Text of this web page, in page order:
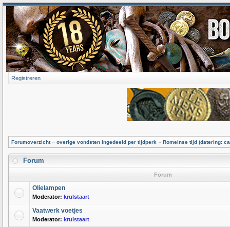
Registreren
Forumoverzicht» overige vondsten ingedeeld per tijdperk » Romeinse tijd (datering:
Forum
Forum
Olielampen
Moderator: krulstaart
Vaatwerk voetjes
Moderator: krulstaart